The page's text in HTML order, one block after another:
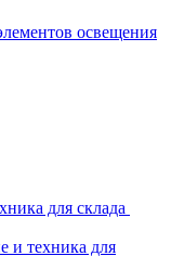
освещения
для склада
и техника для